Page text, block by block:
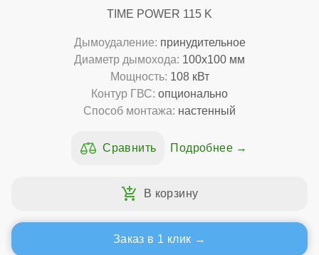
TIME POWER 115 K
Дымоудаление: принудительное
Диаметр дымохода: 100x100 мм
Мощность: 108 кВт
Контур ГВС: опционально
Способ монтажа: настенный
Подробнее
Заказ в 1 клик